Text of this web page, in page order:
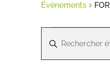
Évènements
et
navigation
Saisir
mot-
clé.